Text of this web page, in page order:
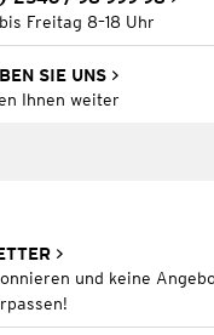
Freitag 8–18 Uhr
SIE UNS
Ihnen weiter
und keine